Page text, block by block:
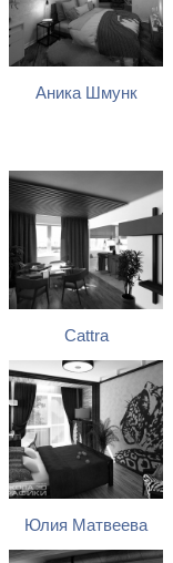
Аника Шмунк
Cattra
Юлия Матвеева